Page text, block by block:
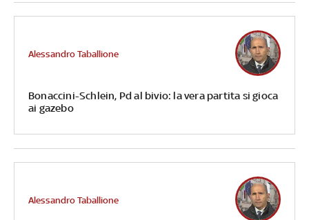
Bonaccini-Schlein, Pd al bivio: la vera partita si gioca
ai gazebo
Alessandro Taballione
Alessandro Taballione